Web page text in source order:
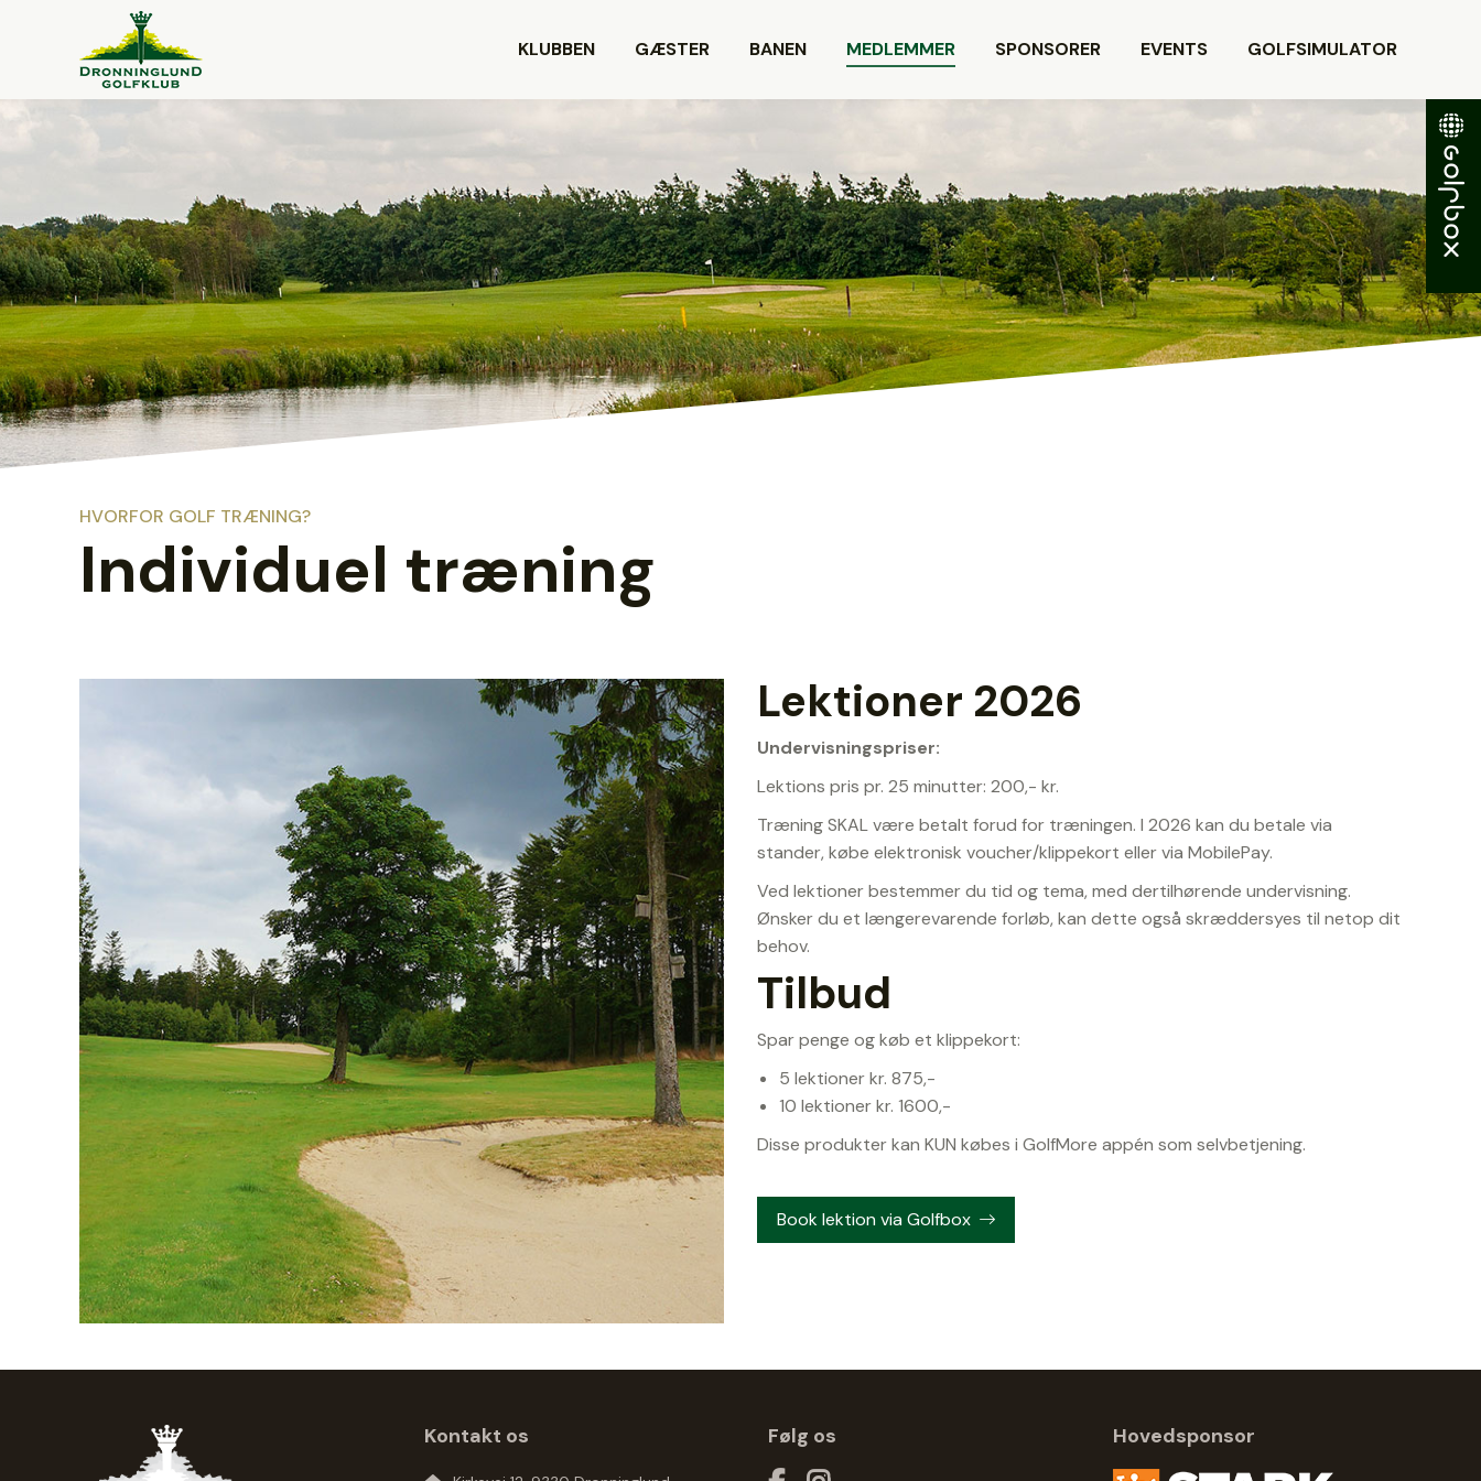
KLUBBEN GÆSTER BANEN MEDLEMMER SPONSORER EVENTS GOLFSIMULATOR
HVORFOR GOLF TRÆNING?
Individuel træning
Lektioner 2026
Undervisningspriser:
Lektions pris pr. 25 minutter: 200,- kr.
Træning SKAL være betalt forud for træningen. I 2026 kan du betale via
stander, købe elektronisk voucher/klippekort eller via MobilePay.
Ved lektioner bestemmer du tid og tema, med dertilhørende undervisning.
Ønsker du et længerevarende forløb, kan dette også skræddersyes til netop dit
behov.
Tilbud
Spar penge og køb et klippekort:
5 lektioner kr. 875,-
10 lektioner kr. 1600,-
Disse produkter kan KUN købes i GolfMore appén som selvbetjening.
Book lektion via Golfbox
Kontakt os Følg os Hovedsponsor